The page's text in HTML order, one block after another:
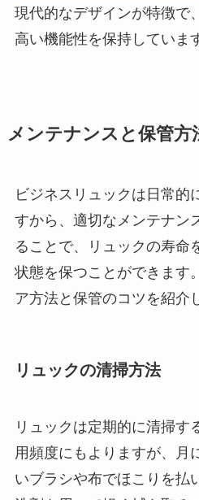
現代的なデザインが特徴で
高い機能性を保持していま
メンテナンスと保管方
ビジネスリュックは日常的
すから、適切なメンテナン
ることで、リュックの寿命
状態を保つことができます
ア方法と保管のコツを紹介
リュックの清掃方法
リュックは定期的に清掃す
用頻度にもよりますが、月
いブラシや布でほこりを払